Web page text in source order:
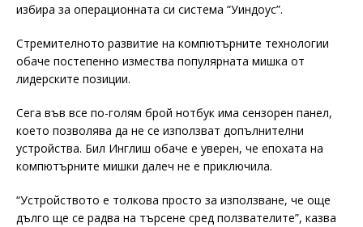
избира за операционната си система “Уиндоус”.
Стремителното развитие на компютърните технологии
обаче постепенно измества популярната мишка от
лидерските позиции.
Сега във все по-голям брой нотбук има сензорен панел,
което позволява да не се използват допълнителни
устройства. Бил Инглиш обаче е уверен, че епохата на
компютърните мишки далеч не е приключила.
“Устройството е толкова просто за използване, че още
дълго ще се радва на търсене сред ползвателите”, казва